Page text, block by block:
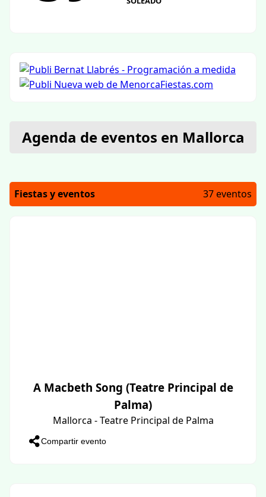
Agenda de eventos en Mallorca
Fiestas y eventos 37 eventos
A Macbeth Song (Teatre Principal de
Palma)
Mallorca - Teatre Principal de Palma
Compartir evento